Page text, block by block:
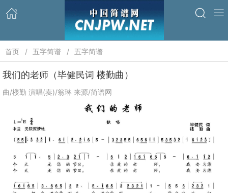
首页 五字简谱 五字简谱
我们的老师（毕健民词 楼勤曲）
曲/楼勤 演唱(奏)/翁琳 来源/简谱网